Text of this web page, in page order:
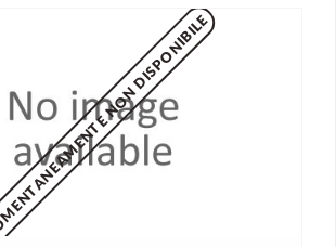
MOMENTANEAMENTE NON DISPONIBILE